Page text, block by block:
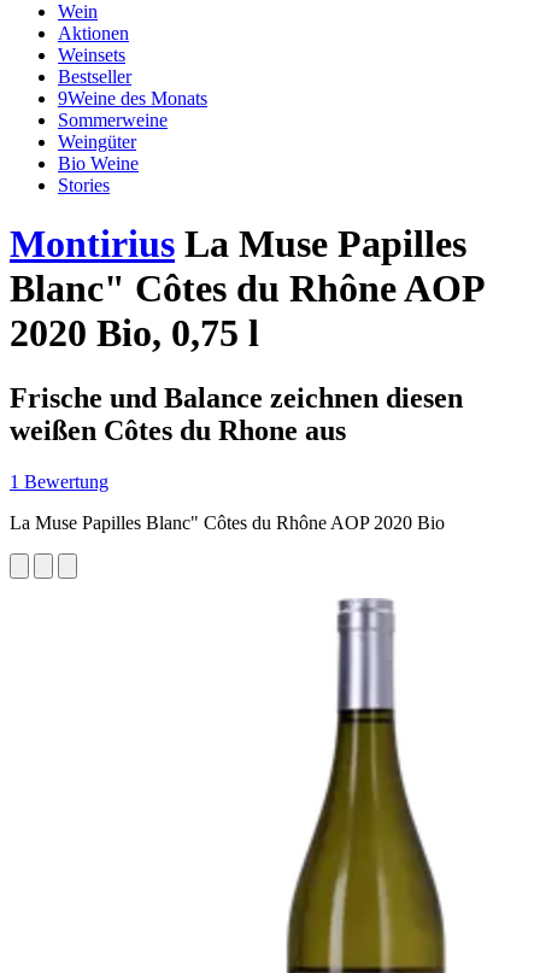
Wein
Aktionen
Weinsets
Bestseller
9Weine des Monats
Sommerweine
Weingüter
Bio Weine
Stories
Montirius La Muse Papilles
Blanc" Côtes du Rhône AOP
2020 Bio, 0,75 l
Frische und Balance zeichnen diesen
weißen Côtes du Rhone aus
1 Bewertung
La Muse Papilles Blanc" Côtes du Rhône AOP 2020 Bio